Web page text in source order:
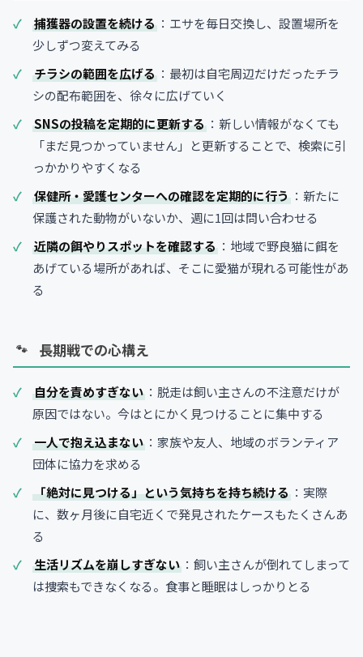
捕獲器の設置を続ける ：エサを毎日交換し、設置場所を
少しずつ変えてみる
チラシの範囲を広げる ：最初は自宅周辺だけだったチラ
シの配布範囲を、徐々に広げていく
SNSの投稿を定期的に更新する ：新しい情報がなくても
「まだ見つかっていません」と更新することで、検索に引
っかかりやすくなる
保健所・愛護センターへの確認を定期的に行う ：新たに
保護された動物がいないか、週に1回は問い合わせる
近隣の餌やりスポットを確認する ：地域で野良猫に餌を
あげている場所があれば、そこに愛猫が現れる可能性があ
る
長期戦での心構え
自分を責めすぎない ：脱走は飼い主さんの不注意だけが
原因ではない。今はとにかく見つけることに集中する
一人で抱え込まない ：家族や友人、地域のボランティア
団体に協力を求める
「絶対に見つける」という気持ちを持ち続ける ：実際
に、数ヶ月後に自宅近くで発見されたケースもたくさんあ
る
生活リズムを崩しすぎない ：飼い主さんが倒れてしまって
は捜索もできなくなる。食事と睡眠はしっかりとる